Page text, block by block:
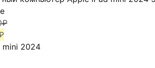
₽
mini 2024